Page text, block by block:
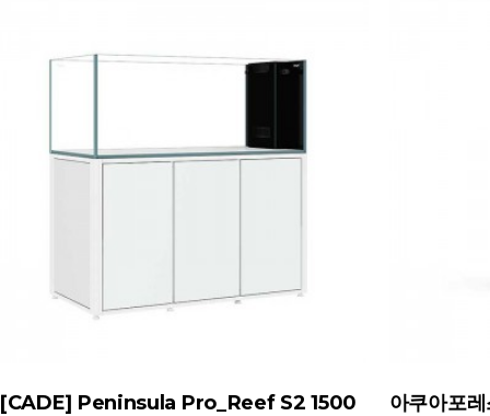
[CADE] Peninsula Pro_Reef S2 1500
아쿠아포